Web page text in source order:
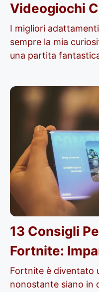
Videogiochi
I migliori
sempre la mia
una partita
13 Consigli
Fortnite:
Fortnite è diventato
nonostante siano in